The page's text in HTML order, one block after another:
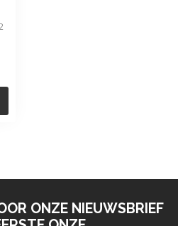
ONZE NIEUWSBRIEF